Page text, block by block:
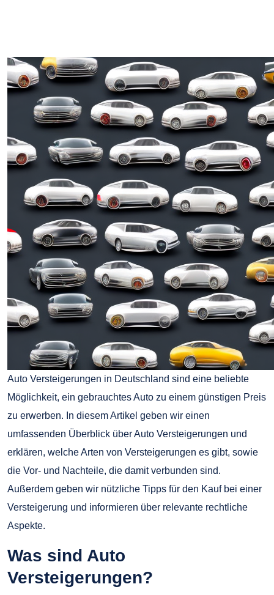
Auto Versteigerungen in Deutschland sind eine beliebte
Möglichkeit, ein gebrauchtes Auto zu einem günstigen Preis
zu erwerben. In diesem Artikel geben wir einen
umfassenden Überblick über Auto Versteigerungen und
erklären, welche Arten von Versteigerungen es gibt, sowie
die Vor- und Nachteile, die damit verbunden sind.
Außerdem geben wir nützliche Tipps für den Kauf bei einer
Versteigerung und informieren über relevante rechtliche
Aspekte.
Was sind Auto
Versteigerungen?